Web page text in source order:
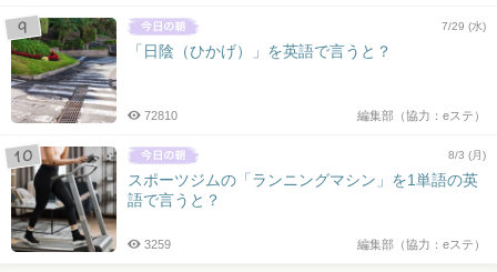
7/29 (水)
「日陰（ひかげ）」を英語で言うと？
編集部（協力：eステ）
72810
8/3 (月)
スポーツジムの「ランニングマシン」を1単語の英
語で言うと？
編集部（協力：eステ）
3259